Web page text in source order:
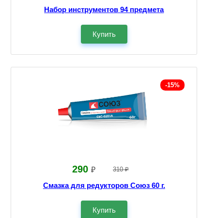
Набор инструментов 94 предмета
Купить
-15%
290 ₽ 310 ₽
Смазка для редукторов Союз 60 г.
Купить